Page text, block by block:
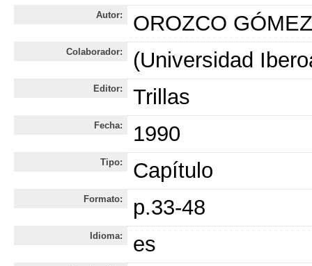
Autor: OROZCO
Colaborador: (Universidad
Editor: Trillas
Fecha: 1990
Tipo: Capítulo
Formato: p.33-48
Idioma: es